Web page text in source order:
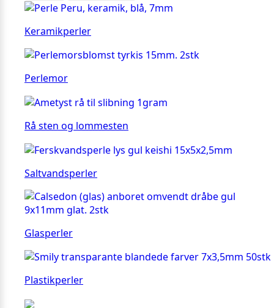
Keramikperler
Perlemor
Rå sten og lommesten
Saltvandsperler
Glasperler
Plastikperler